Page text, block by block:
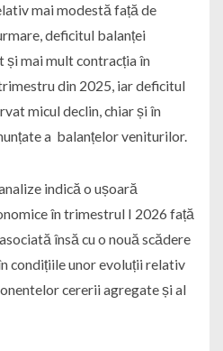
mai modestă față de
deficitul balanței
și mai mult contracția în
din 2025, iar deficitul
micul declin, chiar și în
a balanțelor veniturilor.
indică o ușoară
în trimestrul I 2026 față
însă cu o nouă scădere
condițiile unor evoluții relativ
cererii agregate și al